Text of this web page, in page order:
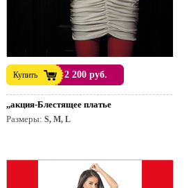
,,акция-Блестящее платье
Размеры: S, M, L
Купить 2 200 руб.